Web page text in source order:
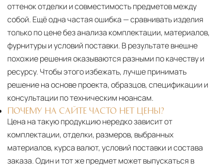
оттенок отделки и совместимость предметов между
собой. Ещё одна частая ошибка — сравнивать изделия
только по цене без анализа комплектации, материалов,
фурнитуры и условий поставки. В результате внешне
похожие решения оказываются разными по качеству и
ресурсу. Чтобы этого избежать, лучше принимать
решение на основе проекта, образцов, спецификации и
консультации по техническим нюансам.
ПОЧЕМУ НА САЙТЕ ЧАСТО НЕТ ЦЕНЫ?
Цена на такую продукцию нередко зависит от
комплектации, отделки, размеров, выбранных
материалов, курса валют, условий поставки и состава
заказа. Один и тот же предмет может выпускаться в